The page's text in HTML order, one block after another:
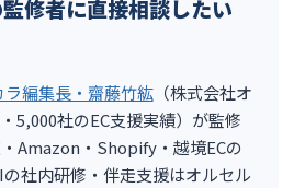
修者に直接相談したい
ラ編集長・齋藤竹紘（株式会社オ
5,000社のEC支援実績）が監修
Amazon・Shopify・越境ECの
社内研修・伴走支援はオルセル